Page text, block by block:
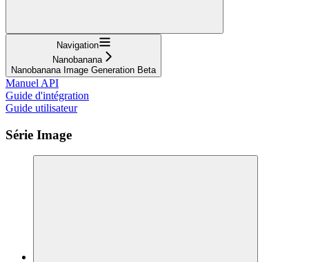
Navigation
Nanobanana
Nanobanana Image Generation Beta
Manuel API
Guide d'intégration
Guide utilisateur
Série Image